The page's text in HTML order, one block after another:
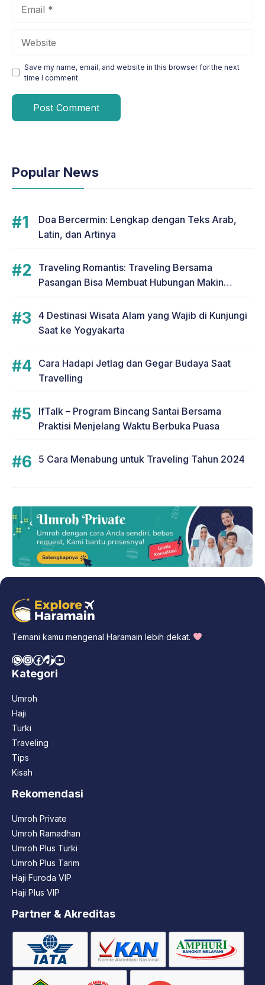
Save my name, email, and website in this browser for the next
time I comment.
Popular News
Doa Bercermin: Lengkap dengan Teks Arab,
Latin, dan Artinya
Traveling Romantis: Traveling Bersama
Pasangan Bisa Membuat Hubungan Makin
4 Destinasi Wisata Alam yang Wajib di Kunjungi
Saat ke Yogyakarta
Cara Hadapi Jetlag dan Gegar Budaya Saat
Travelling
IfTalk – Program Bincang Santai Bersama
Praktisi Menjelang Waktu Berbuka Puasa
5 Cara Menabung untuk Traveling Tahun 2024
Temani kamu mengenal Haramain lebih dekat.
WhatsApp
Instagram
Facebook
TikTok
YouTube
Kategori
Umroh
Haji
Turki
Traveling
Tips
Kisah
Rekomendasi
Umroh Private
Umroh Ramadhan
Umroh Plus Turki
Umroh Plus Tarim
Haji Furoda VIP
Haji Plus VIP
Partner & Akreditas